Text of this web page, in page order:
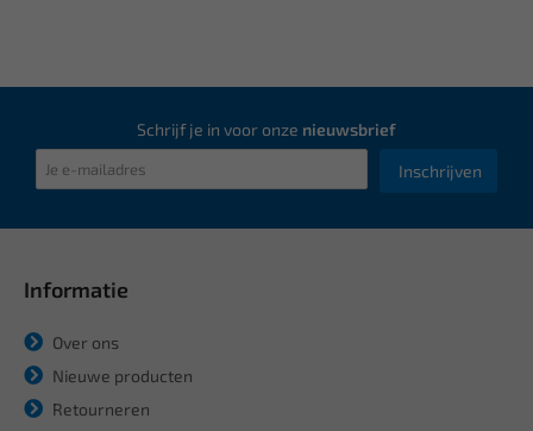
Schrijf je in voor onze nieuwsbrief
Inschrijven
Informatie
Over ons
Nieuwe producten
Retourneren